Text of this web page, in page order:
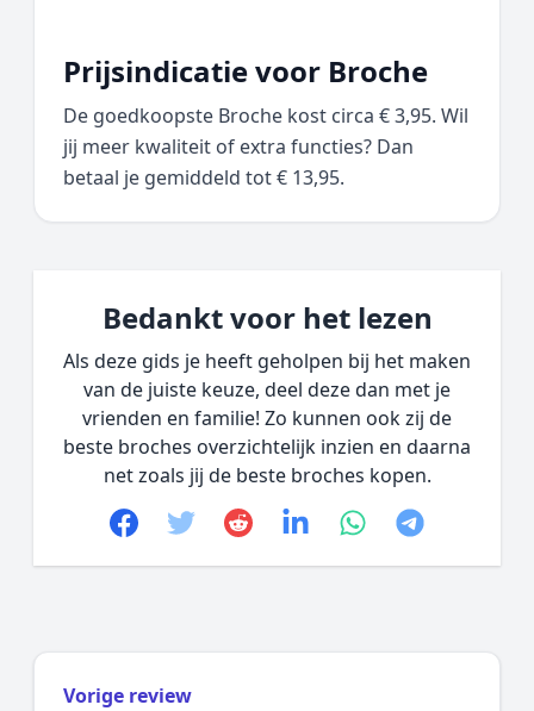
Prijsindicatie voor Broche
De goedkoopste Broche kost circa € 3,95. Wil
jij meer kwaliteit of extra functies? Dan
betaal je gemiddeld tot € 13,95.
Bedankt voor het lezen
Als deze gids je heeft geholpen bij het maken
van de juiste keuze, deel deze dan met je
vrienden en familie! Zo kunnen ook zij de
beste broches overzichtelijk inzien en daarna
net zoals jij de beste broches kopen.
Facebook
TwitterRedditlinkedinwhatsapp
telegram
Vorige review